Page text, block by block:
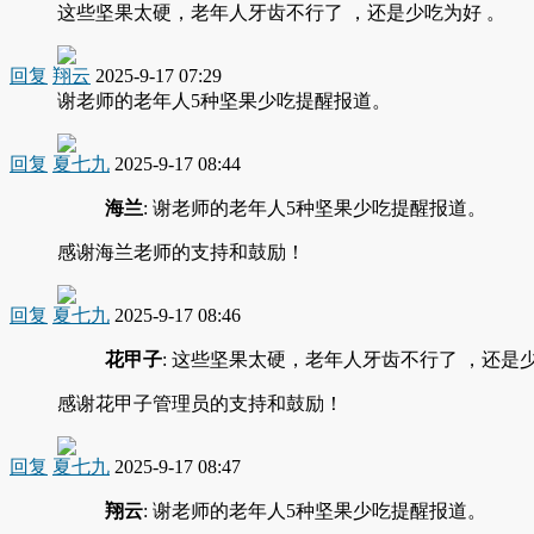
这些坚果太硬，老年人牙齿不行了 ，还是少吃为好 。
回复 翔云 2025-9-17 07:29
谢老师的老年人5种坚果少吃提醒报道。
回复 夏七九 2025-9-17 08:44
海兰: 谢老师的老年人5种坚果少吃提醒报道。
感谢海兰老师的支持和鼓励！
回复 夏七九 2025-9-17 08:46
花甲子: 这些坚果太硬，老年人牙齿不行了 ，还是
感谢花甲子管理员的支持和鼓励！
回复 夏七九 2025-9-17 08:47
翔云: 谢老师的老年人5种坚果少吃提醒报道。